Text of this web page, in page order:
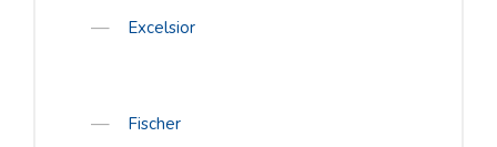
Excelsior
Fischer
Kona